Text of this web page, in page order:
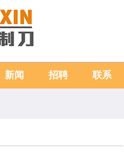
新闻 招聘 联系